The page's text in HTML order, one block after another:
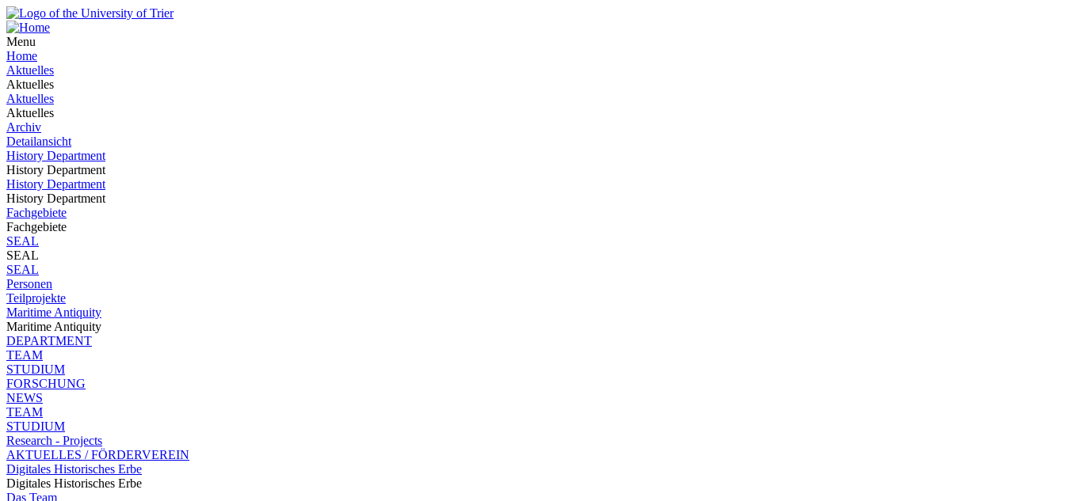
Menu
Home
Aktuelles
Aktuelles
Aktuelles
Aktuelles
Archiv
Detailansicht
History Department
History Department
History Department
History Department
Fachgebiete
Fachgebiete
SEAL
SEAL
SEAL
Personen
Teilprojekte
Maritime Antiquity
Maritime Antiquity
DEPARTMENT
TEAM
STUDIUM
FORSCHUNG
NEWS
TEAM
STUDIUM
Research - Projects
AKTUELLES / FÖRDERVEREIN
Digitales Historisches Erbe
Digitales Historisches Erbe
Das Team